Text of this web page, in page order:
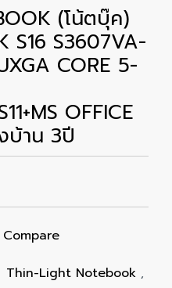
(โน้ตบุ๊ค)
S16 S3607VA-
CORE 5-
OFFICE
บ้าน 3ปี
Compare
Thin-Light Notebook ,